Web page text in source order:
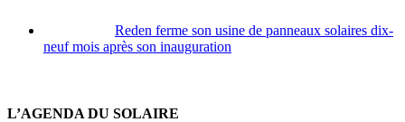
Reden ferme son usine de panneaux solaires dix-
neuf mois après son inauguration
L’AGENDA DU SOLAIRE